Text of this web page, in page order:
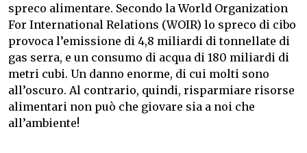
spreco alimentare. Secondo la World Organization
For International Relations (WOIR) lo spreco di cibo
provoca l’emissione di 4,8 miliardi di tonnellate di
gas serra, e un consumo di acqua di 180 miliardi di
metri cubi. Un danno enorme, di cui molti sono
all’oscuro. Al contrario, quindi, risparmiare risorse
alimentari non può che giovare sia a noi che
all’ambiente!